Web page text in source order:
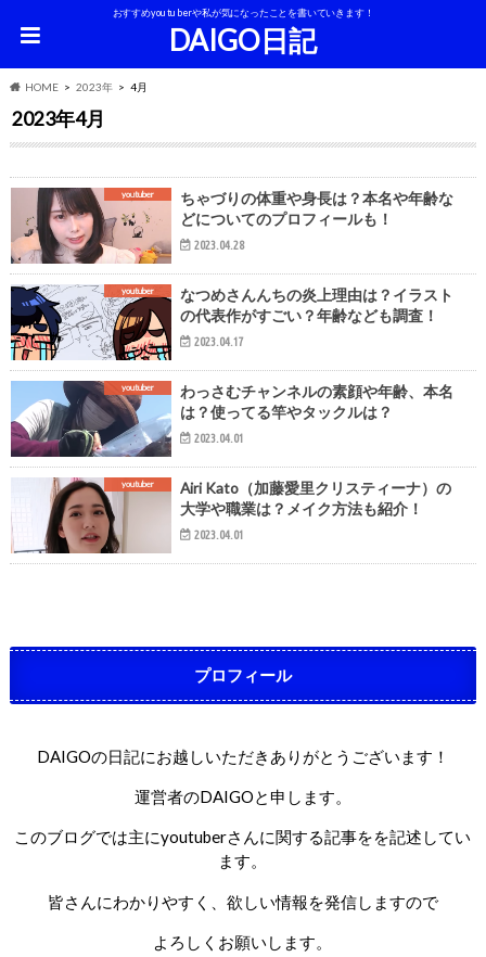
おすすめyoutuberや私が気になったことを書いていきます！
DAIGO日記
HOME 2023年 4月
2023年4月
youtuber
ちゃづりの体重や身長は？本名や年齢な
どについてのプロフィールも！
2023.04.28
youtuber
なつめさんんちの炎上理由は？イラスト
の代表作がすごい？年齢なども調査！
2023.04.17
youtuber
わっさむチャンネルの素顔や年齢、本名
は？使ってる竿やタックルは？
2023.04.01
youtuber
Airi Kato（加藤愛里クリスティーナ）の
大学や職業は？メイク方法も紹介！
2023.04.01
プロフィール
DAIGOの日記にお越しいただきありがとうございます！
運営者のDAIGOと申します。
このブログでは主にyoutuberさんに関する記事をを記述してい
ます。
皆さんにわかりやすく、欲しい情報を発信しますので
よろしくお願いします。